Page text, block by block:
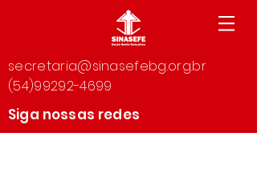
secretaria@sinasefebg.org.br
(54)99292-4699
Siga nossas redes